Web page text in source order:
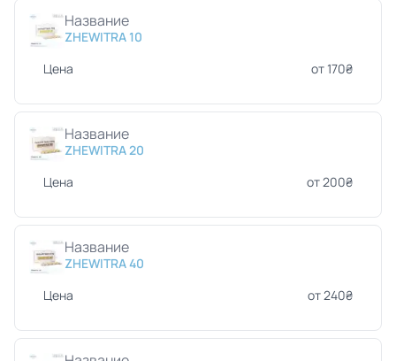
Название
ZHEWITRA 10
Цена
от 170₴
Название
ZHEWITRA 20
Цена
от 200₴
Название
ZHEWITRA 40
Цена
от 240₴